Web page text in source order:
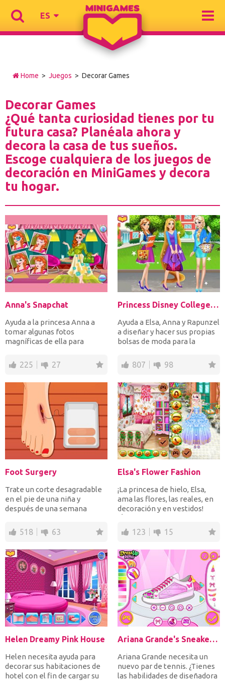
ES
Home > Juegos > Decorar Games
Decorar Games
¿Qué tanta curiosidad tienes por tu
futura casa? Planéala ahora y
decora la casa de tus sueños.
Escoge cualquiera de los juegos de
decoración en MiniGames y decora
tu hogar.
Anna's Snapchat
Ayuda a la princesa Anna a
tomar algunas fotos
magníficas de ella para
225 27
Princess Disney College Bag
Ayuda a Elsa, Anna y Rapunzel
a diseñar y hacer sus propias
bolsas de moda para la
807 98
Foot Surgery
Trate un corte desagradable
en el pie de una niña y
después de una semana
518 63
Elsa's Flower Fashion
¡La princesa de hielo, Elsa,
ama las flores, las reales, en
decoración y en vestidos!
123 15
Helen Dreamy Pink House
Helen necesita ayuda para
decorar sus habitaciones de
hotel con el fin de cargar su
Ariana Grande's Sneaker Designer
Ariana Grande necesita un
nuevo par de tennis. ¿Tienes
las habilidades de diseñadora